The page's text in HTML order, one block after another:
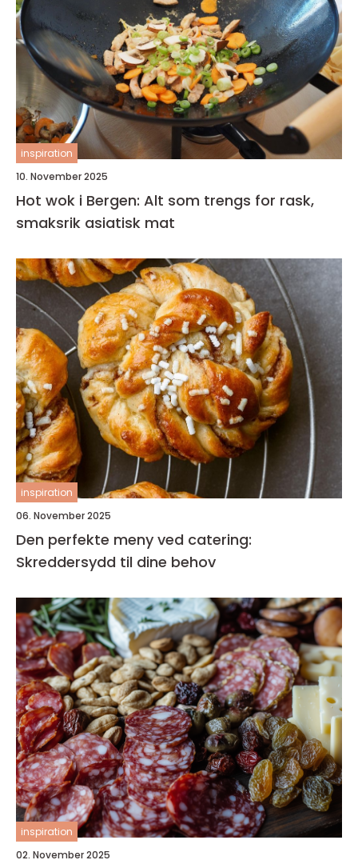
inspiration
10. November 2025
Hot wok i Bergen: Alt som trengs for rask,
smaksrik asiatisk mat
inspiration
06. November 2025
Den perfekte meny ved catering:
Skreddersydd til dine behov
inspiration
02. November 2025